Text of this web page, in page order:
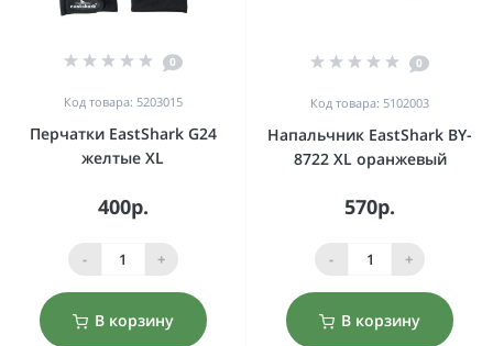
0
Код товара: 5203015
Перчатки EastShark G24
желтые XL
400р.
- +
В корзину
0
Код товара: 5102003
Напальчник EastShark BY-
8722 XL оранжевый
570р.
- +
В корзину